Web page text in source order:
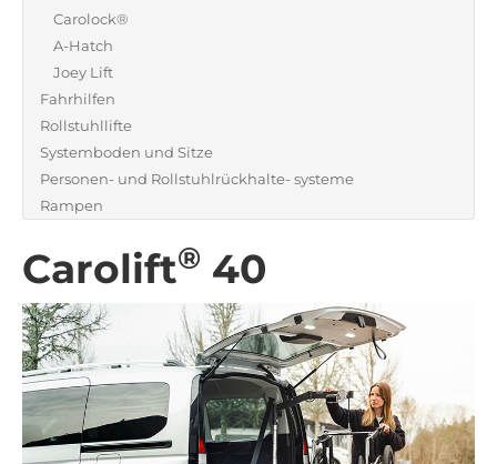
Carolock®
A-Hatch
Joey Lift
Fahrhilfen
Rollstuhllifte
Systemboden und Sitze
Personen- und Rollstuhlrückhalte- systeme
Rampen
Carolift® 40